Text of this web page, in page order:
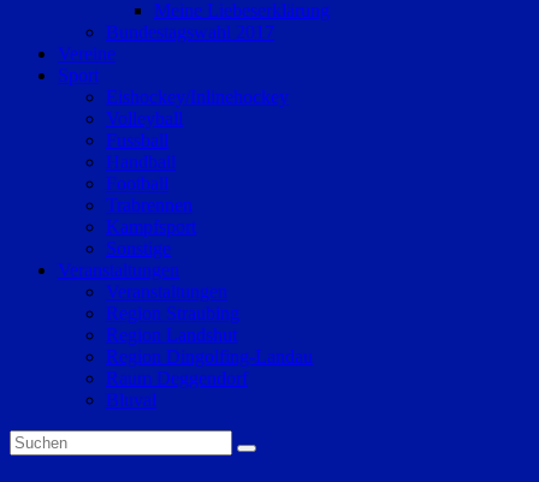
Meine Liebeserklärung
Bundestagswahl 2017
Vereine
Sport
Eishockey/Inlinehockey
Volleyball
Fussball
Handball
Football
Trabrennen
Kampfsport
Sonstige
Veranstaltungen
Veranstaltungen
Region Straubing
Region Landshut
Region Dingolfing-Landau
Raum Deggendorf
Bluval